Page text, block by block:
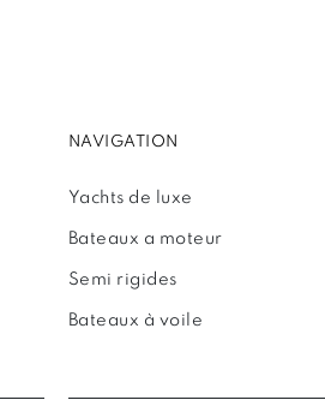
NAVIGATION
Yachts de luxe
Bateaux a moteur
Semi rigides
Bateaux à voile